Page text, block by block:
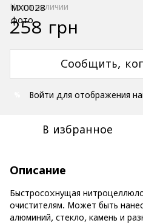
Нет в наличии
258 грн
Сообщить,
Войти для отображения
В избранное
Описание
Быстросохнущая
очистителям. Может быть
алюминий, стекло, камень и